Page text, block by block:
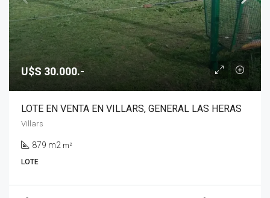
U$S 30.000.-
LOTE EN VENTA EN VILLARS, GENERAL LAS HERAS
Villars
879 m2 m²
LOTE